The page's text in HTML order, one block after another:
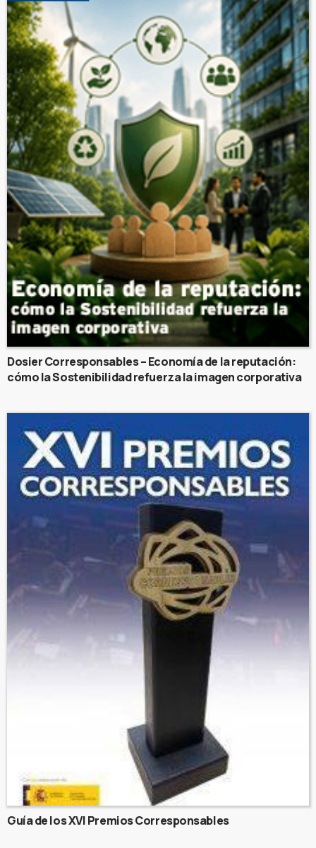
Dosier Corresponsables – Economía de la reputación:
cómo la Sostenibilidad refuerza la imagen corporativa
Guía de los XVI Premios Corresponsables